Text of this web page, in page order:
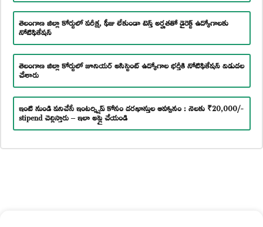
తెలంగాణ జిల్లా కోర్టులో పరీక్ష, ఫీజు లేకుండా టెన్త్ అర్హతతో డైరెక్ట్ ఉద్యోగాలకు
నోటిఫికేషన్
తెలంగాణ జిల్లా కోర్టులో జూనియర్ అసిస్టెంట్ ఉద్యోగాల భర్తీకి నోటిఫికేషన్ విడుదల
చేశారు
ఇంటి నుండి పనిచేసే ఇంటర్న్షిప్ కోసం దరఖాస్తుల ఆహ్వానం : నెలకు ₹20,000/-
stipend చెల్లిస్తారు – ఇలా అప్లై చేయండి